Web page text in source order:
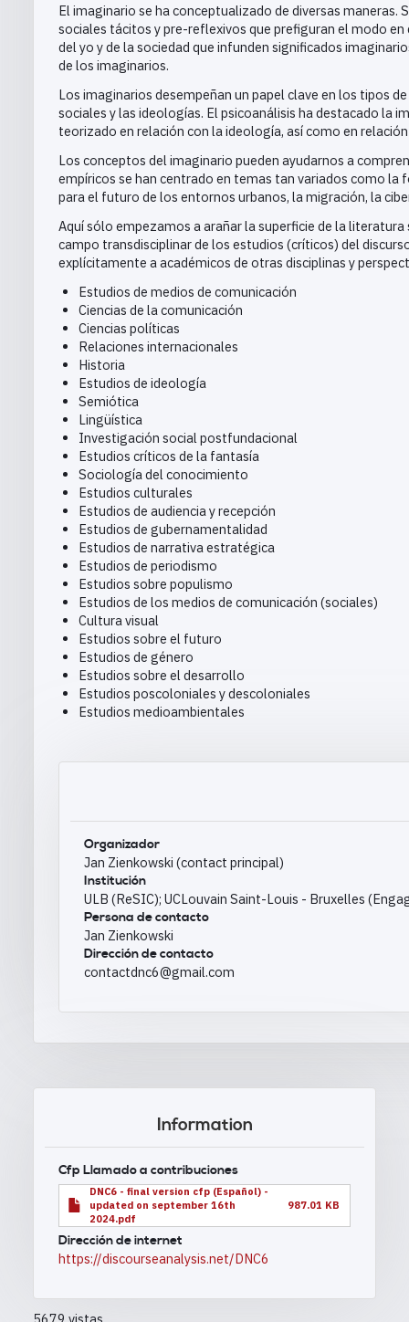
El imaginario se ha conceptualizado de diversas
sociales tácitos y pre-reflexivos que prefiguran el modo
del yo y de la sociedad que infunden significados
de los imaginarios.
Los imaginarios desempeñan un papel clave en los tipos
sociales y las ideologías. El psicoanálisis ha destacado la
teorizado en relación con la ideología, así como en
Los conceptos del imaginario pueden ayudarnos a
empíricos se han centrado en temas tan variados como
para el futuro de los entornos urbanos, la migración, la
Aquí sólo empezamos a arañar la superficie de la
campo transdisciplinar de los estudios (críticos) del
explícitamente a académicos de otras disciplinas y
Estudios de medios de comunicación
Ciencias de la comunicación
Ciencias políticas
Relaciones internacionales
Historia
Estudios de ideología
Semiótica
Lingüística
Investigación social postfundacional
Estudios críticos de la fantasía
Sociología del conocimiento
Estudios culturales
Estudios de audiencia y recepción
Estudios de gubernamentalidad
Estudios de narrativa estratégica
Estudios de periodismo
Estudios sobre populismo
Estudios de los medios de comunicación (sociales)
Cultura visual
Estudios sobre el futuro
Estudios de género
Estudios sobre el desarrollo
Estudios poscoloniales y descoloniales
Estudios medioambientales
Organizador
Jan Zienkowski (contact principal)
Institución
ULB (ReSIC); UCLouvain Saint-Louis - Bruxelles
Persona de contacto
Jan Zienkowski
Dirección de contacto
contactdnc6@gmail.com
Information
Cfp Llamado a contribuciones
DNC6 - final version cfp (Español) -
updated on september 16th
2024.pdf
987.01 KB
Dirección de internet
https://discourseanalysis.net/DNC6